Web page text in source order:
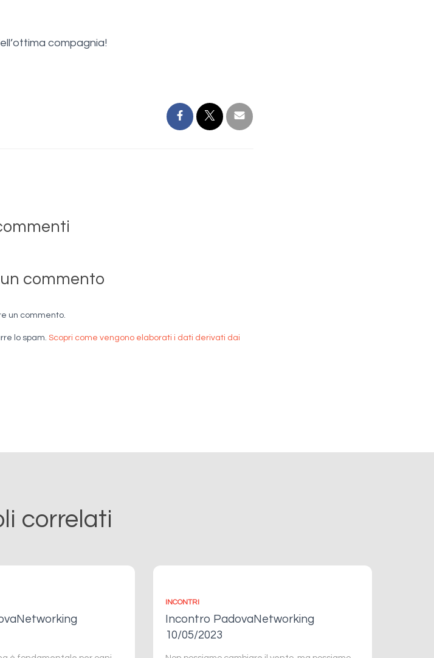
compagnia!
commento
un commento.
lo spam. Scopri come vengono elaborati i dati derivati dai
correlati
INCONTRI
Incontro PadovaNetworking
10/05/2023